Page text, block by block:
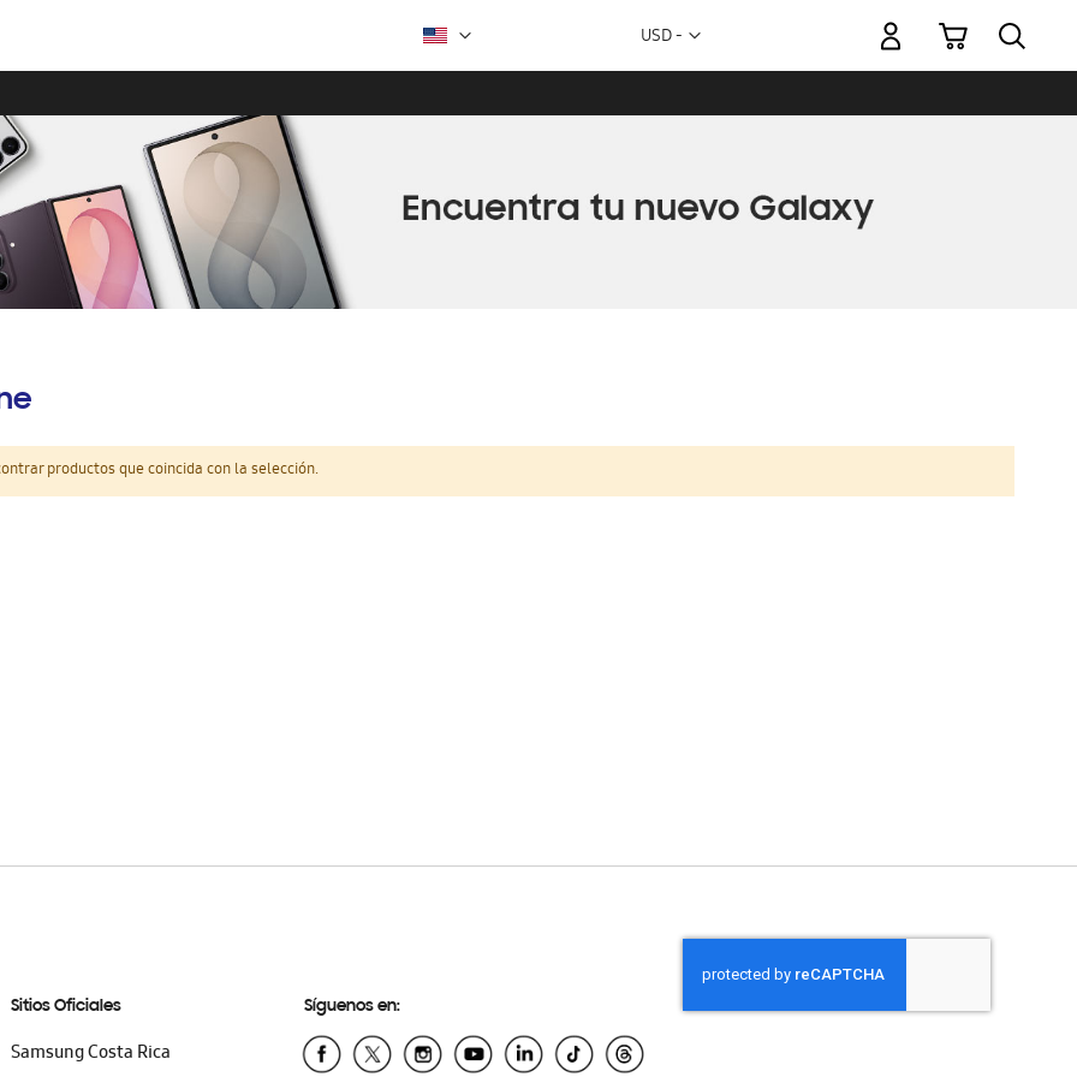
Moneda
USD -
Mi carrito
productos que coincida con la selección.
Sitios Oficiales
Samsung Costa Rica
Síguenos en: